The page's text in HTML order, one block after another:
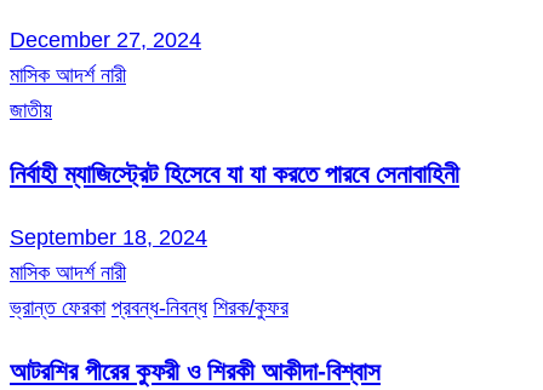
December 27, 2024
মাসিক আদর্শ নারী
জাতীয়
নির্বাহী ম্যাজিস্ট্রেট হিসেবে যা যা করতে পারবে সেনাবাহিনী
September 18, 2024
মাসিক আদর্শ নারী
ভ্রান্ত ফেরকা প্রবন্ধ-নিবন্ধ শিরক/কুফর
আটরশির পীরের কুফরী ও শিরকী আকীদা-বিশ্বাস